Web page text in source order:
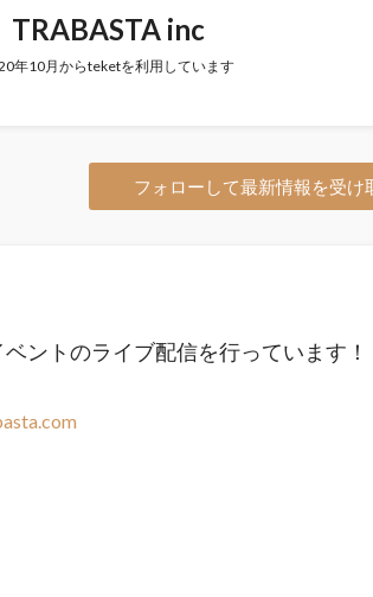
TRABASTA inc
年10月からteketを利用しています
フォローして最新情報を受け
ントのライブ配信を行っています！